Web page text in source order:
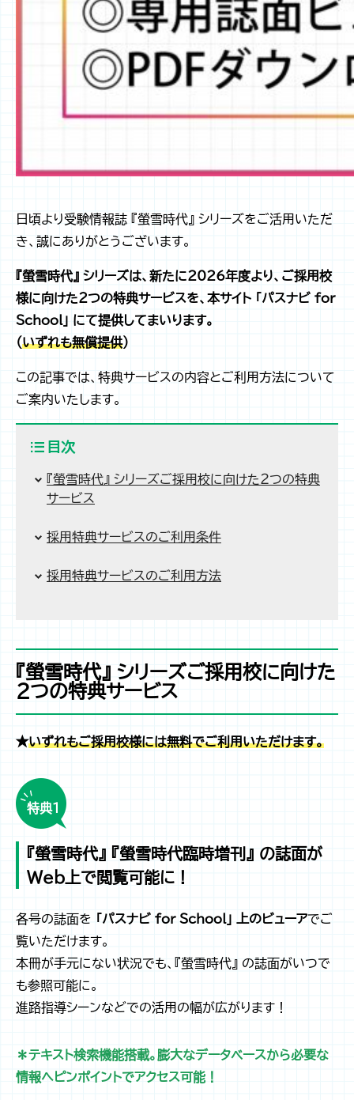
日頃より受験情報誌 『螢雪時代』 シリーズをご活用いただ
き、誠にありがとうございます。
『螢雪時代』 シリーズは、新たに2026年度より、 ご採用校
様に向けた２つの特典サービスを、本サイト 「パスナビ for
School」 にて提供してまいります。
（いずれも無償提供）
この記事では、特典サービスの内容とご利用方法について
ご案内いたします。
目次
『螢雪時代』 シリーズご採用校に向けた２つの特典
サービス
採用特典サービスのご利用条件
採用特典サービスのご利用方法
『螢雪時代』 シリーズご採用校に向けた
２つの特典サービス
★いずれもご採用校様には無料でご利用いただけます。
特典１
『螢雪時代』 『螢雪時代臨時増刊』 の誌面が
Web上で閲覧可能に！
各号の誌面を 「パスナビ for School」 上のビューアでご
覧いただけます。
本冊が手元にない状況でも、『螢雪時代』 の誌面がいつで
も参照可能に。
進路指導シーンなどでの活用の幅が広がります！
＊テキスト検索機能搭載。膨大なデータベースから必要な
情報へピンポイントでアクセス可能！